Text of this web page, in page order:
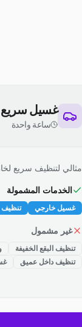
غسيل سريع
ساعة واحدة
مثالي لتنظيف سريع
الخدمات المشمولة
غسيل خارجي تنظيف
غير مشمول
تنظيف البقع الخفيفة
تنظيف داخل عميق